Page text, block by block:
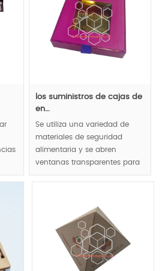
lujo y apariencia natural
llevan las tendencias de
empaquetado de lujo.
MOQ:1000pcs.
los suministros de cajas de
en…
Se utiliza una variedad de
materiales de seguridad
alimentaria y se abren
ventanas transparentes para
mostrar el chocolate
MOQ:2000pcs.